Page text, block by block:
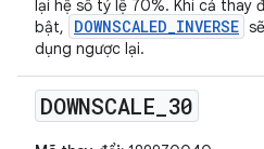
lại hệ số tỷ lệ 70%. Khi cả thay
bật,
DOWNSCALED_INVERSE
dụng ngược lại.
DOWNSCALE 30